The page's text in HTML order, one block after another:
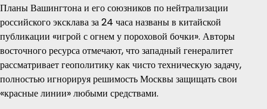
Планы Вашингтона и его союзников по нейтрализации
российского эксклава за 24 часа названы в китайской
публикации «игрой с огнем у пороховой бочки». Авторы
восточного ресурса отмечают, что западный генералитет
рассматривает геополитику как чисто техническую задачу,
полностью игнорируя решимость Москвы защищать свои
«красные линии» любыми средствами.